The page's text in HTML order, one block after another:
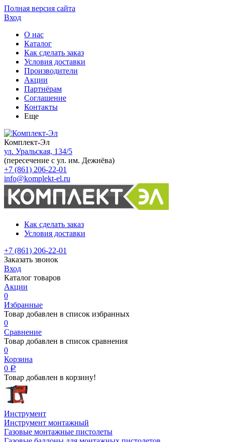
Полная версия сайта
Вход
О нас
Каталог
Как сделать заказ
Условия доставки
Производители
Акции
Партнёрам
Соглашение
Контакты
Еще
Комплект-Эл
ул. Уральская, 134/5
(пересечение с ул. им. Дежнёва)
+7 (861) 206-22-01
info@komplekt-el.ru
Как сделать заказ
Условия доставки
+7 (861) 206-22-01
Заказать звонок
Вход
Каталог товаров
Акции
0
Избранные
Товар добавлен в список избранных
0
Сравнение
Товар добавлен в список сравнения
0
Корзина
0 Р
Товар добавлен в корзину!
Инструмент
Инструмент монтажный
Газовые монтажные пистолеты